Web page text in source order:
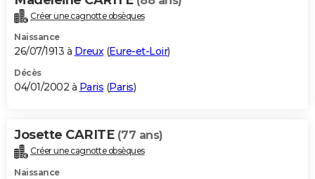
Créer une cagnotte obsèques
Naissance
26/07/1913 à Dreux(Eure-et-Loir)
Décès
04/01/2002 à Paris (Paris)
Josette CARITE (77 ans)
Créer une cagnotte obsèques
Naissance